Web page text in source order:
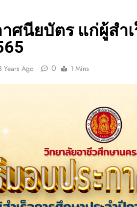
ศนียบัตร แก่ผู้สำ
Years Ago 0 1 Mins